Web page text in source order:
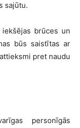
sajūtu.
brūces un
būs saistītas ar
pret naudu
personīgās